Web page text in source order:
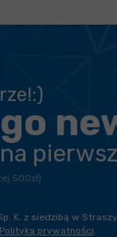
500zł)
K. z siedzibą w
Polityka prywatności.